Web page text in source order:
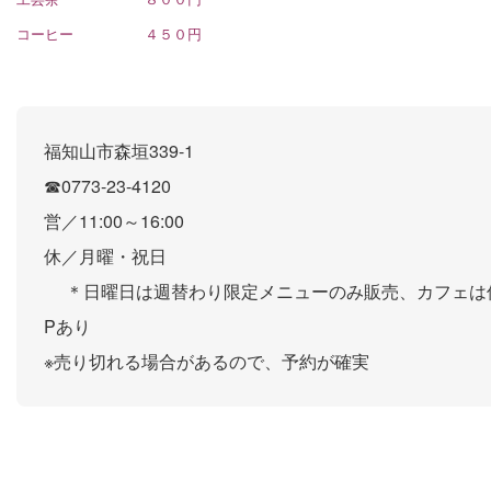
コーヒー ４５０円
福知山市森垣339-1
☎0773-23-4120
営／11:00～16:00
休／月曜・祝日
＊日曜日は週替わり限定メニューのみ販売、カフェは
Pあり
※売り切れる場合があるので、予約が確実